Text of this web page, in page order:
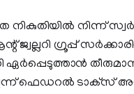
നികുതിയില്‍ നിന്ന്
ഗ്രൂപ്പ്
ഫെഡറല്‍ ടാക്‌സ്